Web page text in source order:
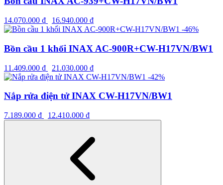
14.070.000 ₫ 16.940.000 ₫
-46%
Bồn cầu 1 khối INAX AC-900R+CW-H17VN/BW1
11.409.000 ₫ 21.030.000 ₫
-42%
Nắp rửa điện tử INAX CW-H17VN/BW1
7.189.000 ₫ 12.410.000 ₫